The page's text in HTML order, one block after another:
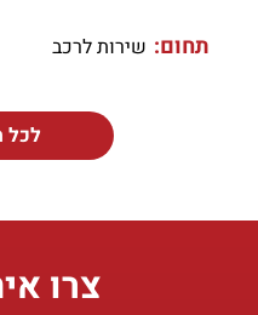
תחום: שירות לרכב
לכל
צרו